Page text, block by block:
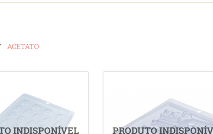
ACETATO